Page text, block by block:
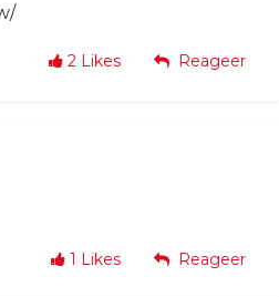
2 Likes Reageer
1 Likes Reageer